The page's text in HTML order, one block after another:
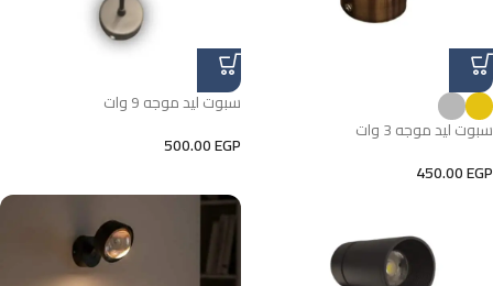
سبوت ليد موجه 3 وات
450.00EGP
سبوت ليد موجه 9 وات
500.00EGP